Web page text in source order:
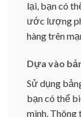
lại, bạn có
ước lượng
hàng trên
Dựa vào
Sử dụng
bạn có thể
mình. Thông